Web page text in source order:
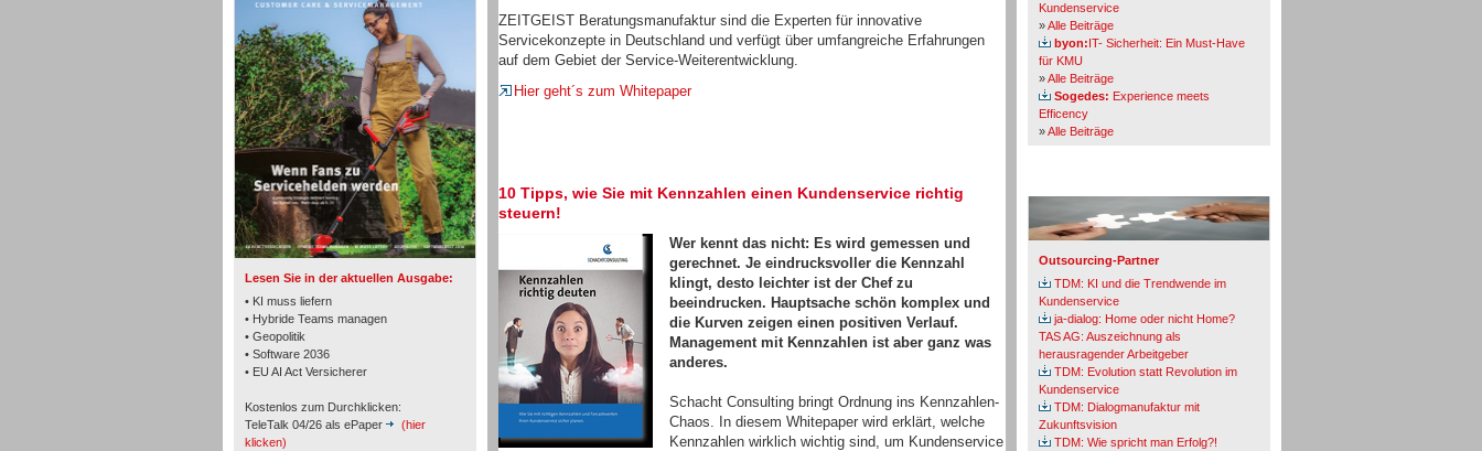
Lesen Sie in der aktuellen Ausgabe:
• KI muss liefern
• Hybride Teams managen
• Geopolitik
• Software 2036
• EU AI Act Versicherer
Kostenlos zum Durchklicken:
TeleTalk 04/26 als ePaper
(hier
klicken)
TK- und ACD-Systeme
Workforce-Management
ZEITGEIST Beratungsmanufaktur sind die Experten für innovative
Servicekonzepte in Deutschland und verfügt über umfangreiche Erfahrungen
auf dem Gebiet der Service-Weiterentwicklung.
Hier geht´s zum Whitepaper
10 Tipps, wie Sie mit Kennzahlen einen Kundenservice richtig
steuern!
Wer kennt das nicht: Es wird gemessen und
gerechnet. Je eindrucksvoller die Kennzahl
klingt, desto leichter ist der Chef zu
beeindrucken. Hauptsache schön komplex und
die Kurven zeigen einen positiven Verlauf.
Management mit Kennzahlen ist aber ganz was
anderes.
Schacht Consulting bringt Ordnung ins Kennzahlen-
Chaos. In diesem Whitepaper wird erklärt, welche
Kennzahlen wirklich wichtig sind, um Kundenservice
Kundenservice
»Alle Beiträge
byon:IT- Sicherheit: Ein Must-Have
für KMU
»Alle Beiträge
Sogedes: Experience meets
Efficency
»Alle Beiträge
Outsourcing-Partner
TDM: KI und die Trendwende im
Kundenservice
ja-dialog: Home oder nicht Home?
TAS AG: Auszeichnung als
herausragender Arbeitgeber
TDM: Evolution statt Revolution im
Kundenservice
TDM: Dialogmanufaktur mit
Zukunftsvision
TDM: Wie spricht man Erfolg?!